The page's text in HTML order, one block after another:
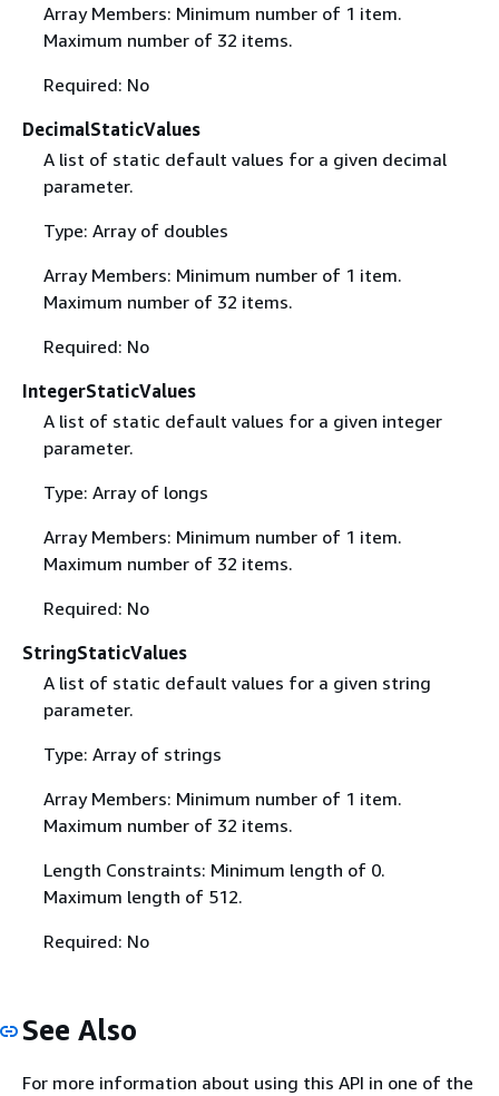
Array Members: Minimum number of 1 item.
Maximum number of 32 items.
Required: No
DecimalStaticValues
A list of static default values for a given decimal
parameter.
Type: Array of doubles
Array Members: Minimum number of 1 item.
Maximum number of 32 items.
Required: No
IntegerStaticValues
A list of static default values for a given integer
parameter.
Type: Array of longs
Array Members: Minimum number of 1 item.
Maximum number of 32 items.
Required: No
StringStaticValues
A list of static default values for a given string
parameter.
Type: Array of strings
Array Members: Minimum number of 1 item.
Maximum number of 32 items.
Length Constraints: Minimum length of 0.
Maximum length of 512.
Required: No
See Also
For more information about using this API in one of the